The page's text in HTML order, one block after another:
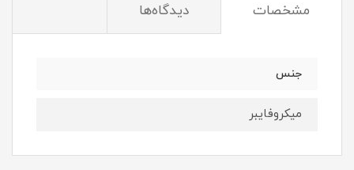
مشخصات دیدگاه‌ها
جنس
میکروفایبر